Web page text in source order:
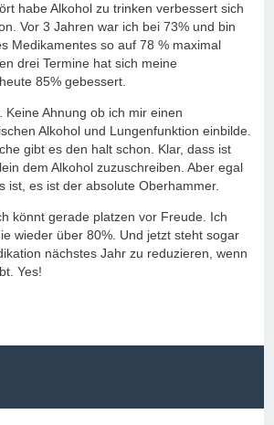
habe Alkohol zu trinken verbessert sich
Vor 3 Jahren war ich bei 73% und bin
Medikamentes so auf 78 % maximal
drei Termine hat sich meine
85% gebessert.
Keine Ahnung ob ich mir einen
Alkohol und Lungenfunktion einbilde.
gibt es den halt schon. Klar, dass ist
dem Alkohol zuzuschreiben. Aber egal
ist, es ist der absolute Oberhammer.
könnt gerade platzen vor Freude. Ich
wieder über 80%. Und jetzt steht sogar
nächstes Jahr zu reduzieren, wenn
Yes!